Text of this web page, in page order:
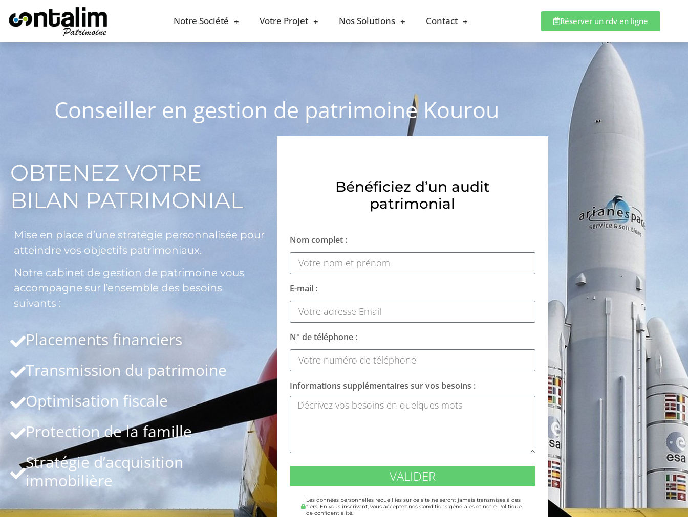
Notre Société Votre Projet Nos Solutions Contact Réserver un rdv en ligne
Conseiller en gestion de patrimoine Kourou
OBTENEZ VOTRE
BILAN PATRIMONIAL
Mise en place d’une stratégie personnalisée pour
atteindre vos objectifs patrimoniaux.
Notre cabinet de gestion de patrimoine vous
accompagne sur l’ensemble des besoins
suivants :
Placements financiers
Transmission du patrimoine
Optimisation fiscale
Protection de la famille
Stratégie d’acquisition
immobilière
Bénéficiez d’un audit
patrimonial
Nom complet :
E-mail :
N° de téléphone :
Informations supplémentaires sur vos besoins :
VALIDER
Les données personnelles recueillies sur ce site ne seront jamais transmises à des
tiers. En vous inscrivant, vous acceptez nos Conditions générales et notre Politique
de confidentialité.